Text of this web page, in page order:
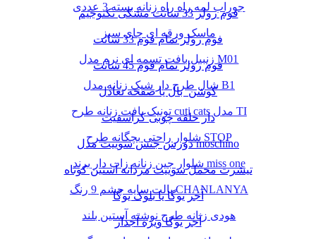
جوراب لمه راه راه زنانه بسته 3 عددی
ماسک ورقه ای چای سبز
زنبیل بافت تسمه ای نرم مدل M01
شال طرح دار شیک زنانه مدل B1
تونیک بافت زنانه طرح cuti cats مدل TI
شلوار راحتی بچگانه طرح STOP
شلوار جین زنانه زاپ دار برند miss one
پالت سایه چشم 9 رنگ CHANLANYA
هودی زنانه طرح نوشته آستین بلند
فوم رولر 33 سانت مشکی تکنوجیم
فوم رولر تمام فوم 33 سانت
فوم رولر تمام فوم 45 سانت
کوشن بال یا صفحه تعادل
دار حلقه چوبی کراسفیت
دورس جنس سوییت مدل moschino
تیشرت مخمل سوییت مردانه آستین کوتاه
آجر یوگا یا بلوک یوگا
آجر یوگا ویژه آجدار